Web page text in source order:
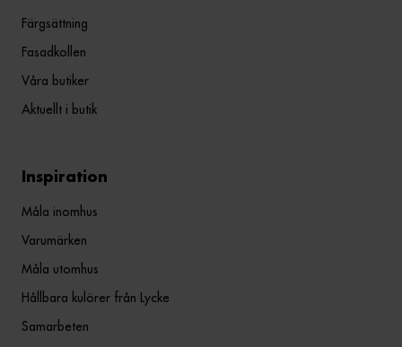
Färgsättning
Fasadkollen
Våra butiker
Aktuellt i butik
Inspiration
Måla inomhus
Varumärken
Måla utomhus
Hållbara kulörer från Lycke
Samarbeten